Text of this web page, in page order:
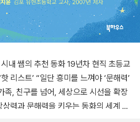
천 동화 19년차 현직 초등교
리스트’ “일단 흥미를 느껴야 ‘문해력’
력과 문해력을 키우는 동화의 세계 초